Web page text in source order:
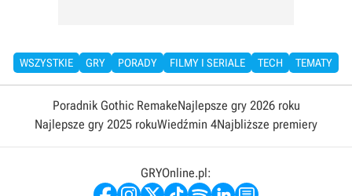
WSZYSTKIE GRY PORADY FILMY I SERIALE TECH TEMATY
Poradnik Gothic RemakeNajlepsze gry 2026 roku
Najlepsze gry 2025 rokuWiedźmin 4Najbliższe premiery
GRYOnline.pl: